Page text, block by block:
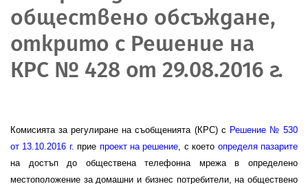
обществено обсъждане,
открито с Решение на
КРС № 428 от 29.08.2016 г.
Комисията за регулиране на съобщенията (КРС) с Решение № 530
от 13 .10.2016 г. прие проект на решение , с което определя пазарите
на достъп до обществена телефонна мрежа в определено
местоположение за домашни и бизнес потребители, на обществено